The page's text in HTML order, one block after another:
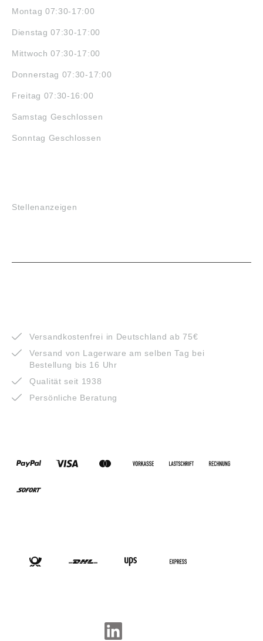
Montag 07:30-17:00
Dienstag 07:30-17:00
Mittwoch 07:30-17:00
Donnerstag 07:30-17:00
Freitag 07:30-16:00
Samstag Geschlossen
Sonntag Geschlossen
Stellenanzeigen
Versandkostenfrei in Deutschland ab 75€
Versand von Lagerware am selben Tag bei
Bestellung bis 16 Uhr
Qualität seit 1938
Persönliche Beratung